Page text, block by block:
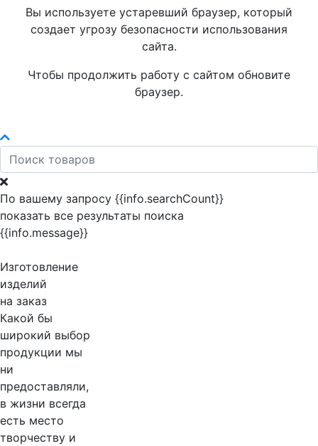
Вы используете устаревший браузер, который
создает угрозу безопасности использования
сайта.
Чтобы продолжить работу с сайтом обновите
браузер.
По вашему запросу {{info.searchCount}}
показать все результаты поиска
{{info.message}}
Изготовление
изделий
на заказ
Какой бы
широкий выбор
продукции мы
ни
предоставляли,
в жизни всегда
есть место
творчеству и